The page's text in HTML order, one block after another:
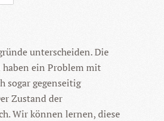
unterscheiden. Die
haben ein Problem mit
sogar gegenseitig
Zustand der
Wir können lernen, diese